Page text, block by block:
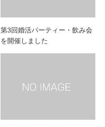
第3回婚活パーティー・飲み会
を開催しました